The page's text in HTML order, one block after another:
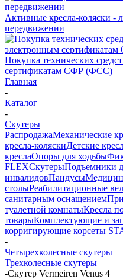
Активные кресла-коляски -
передвижении
Покупка технических
сертификатам СФР (ФСС)
Главная
-
Каталог
-
Скутеры
РаспродажаМеханические
кресла-коляскиДетские
креслаОпоры для ходьбы
FLEXСкутерыПодъемники
инвалидовПандусы
столыРеабилитационные
санитарным оснащением
туалетной комнатыКресла
товарыКомплектующие и
корригирующие корсеты
-
Четырехколесные скутеры
Трехколесные скутеры
-Скутер Vermeiren Venus 4